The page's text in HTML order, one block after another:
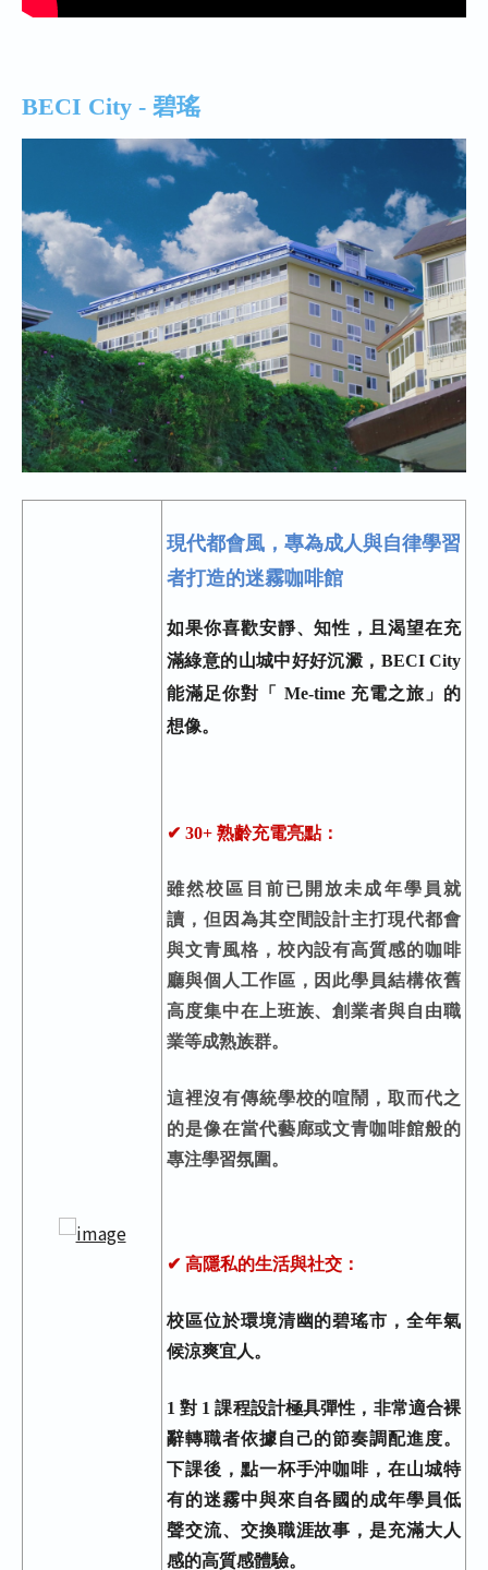
BECI City - 碧瑤
現代都會風，專為成人與自律學習
者打造的迷霧咖啡館
如果你喜歡安靜、知性，且渴望在充
滿綠意的山城中好好沉澱，BECI City
能滿足你對「 Me-time 充電之旅」的
想像。
✔ 30+ 熟齡充電亮點：
雖然校區目前已開放未成年學員就
讀，但因為其空間設計主打現代都會
與文青風格，校內設有高質感的咖啡
廳與個人工作區，因此學員結構依舊
高度集中在上班族、創業者與自由職
業等成熟族群。
這裡沒有傳統學校的喧鬧，取而代之
的是像在當代藝廊或文青咖啡館般的
專注學習氛圍。
✔ 高隱私的生活與社交 ：
校區位於環境清幽的碧瑤市，全年氣
候涼爽宜人。
1 對 1 課程設計極具彈性，非常適合裸
辭轉職者依據自己的節奏調配進度。
下課後，點一杯手沖咖啡，在山城特
有的迷霧中與來自各國的成年學員低
聲交流、交換職涯故事，是充滿大人
感的高質感體驗。